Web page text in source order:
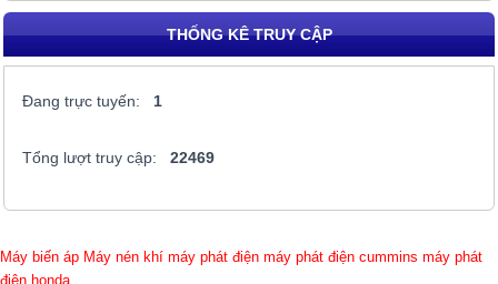
THỐNG KÊ TRUY CẬP
Đang trực tuyến: 1
Tổng lượt truy cập: 22469
Máy biến áp Máy nén khí máy phát điện máy phát điện cummins máy phát
điện honda